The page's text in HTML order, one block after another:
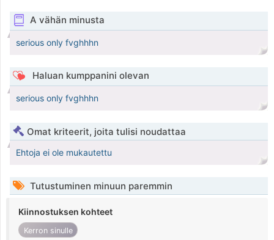
A vähän minusta
serious only fvghhhn
Haluan kumppanini olevan
serious only fvghhhn
Omat kriteerit, joita tulisi noudattaa
Ehtoja ei ole mukautettu
Tutustuminen minuun paremmin
Kiinnostuksen kohteet
Kerron sinulle